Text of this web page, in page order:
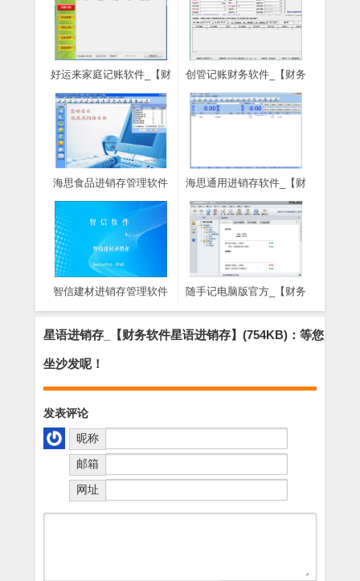
好运来家庭记账软件_【财
务软件好运来家庭记账软
件,记账软件】(4.7M)
创管记账财务软件_【财务
软件创管记账财务软件,记
账软件,财务软件】
(19.1M)
海思食品进销存管理软件
_【财务软件海思食品进销
存管理软件,进销存软件】
(36KB)
海思通用进销存软件_【财
务软件海思通用进销存软
件,进销存软件】(37.1M)
智信建材进销存管理软件
(11.3M)
随手记电脑版官方_【财务
星语进销存_【财务软件星语进销存】(754KB)：等您
坐沙发呢！
发表评论
昵称
邮箱
网址